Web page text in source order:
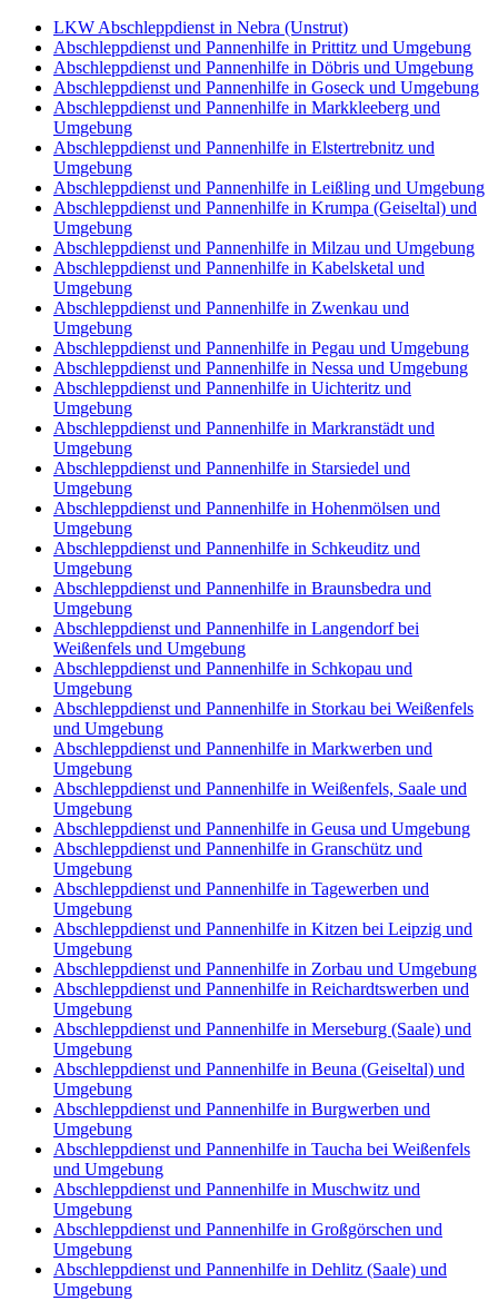
LKW Abschleppdienst in Nebra (Unstrut)
Abschleppdienst und Pannenhilfe in Prittitz und Umgebung
Abschleppdienst und Pannenhilfe in Döbris und Umgebung
Abschleppdienst und Pannenhilfe in Goseck und Umgebung
Abschleppdienst und Pannenhilfe in Markkleeberg und
Umgebung
Abschleppdienst und Pannenhilfe in Elstertrebnitz und
Umgebung
Abschleppdienst und Pannenhilfe in Leißling und Umgebung
Abschleppdienst und Pannenhilfe in Krumpa (Geiseltal) und
Umgebung
Abschleppdienst und Pannenhilfe in Milzau und Umgebung
Abschleppdienst und Pannenhilfe in Kabelsketal und
Umgebung
Abschleppdienst und Pannenhilfe in Zwenkau und
Umgebung
Abschleppdienst und Pannenhilfe in Pegau und Umgebung
Abschleppdienst und Pannenhilfe in Nessa und Umgebung
Abschleppdienst und Pannenhilfe in Uichteritz und
Umgebung
Abschleppdienst und Pannenhilfe in Markranstädt und
Umgebung
Abschleppdienst und Pannenhilfe in Starsiedel und
Umgebung
Abschleppdienst und Pannenhilfe in Hohenmölsen und
Umgebung
Abschleppdienst und Pannenhilfe in Schkeuditz und
Umgebung
Abschleppdienst und Pannenhilfe in Braunsbedra und
Umgebung
Abschleppdienst und Pannenhilfe in Langendorf bei
Weißenfels und Umgebung
Abschleppdienst und Pannenhilfe in Schkopau und
Umgebung
Abschleppdienst und Pannenhilfe in Storkau bei Weißenfels
und Umgebung
Abschleppdienst und Pannenhilfe in Markwerben und
Umgebung
Abschleppdienst und Pannenhilfe in Weißenfels, Saale und
Umgebung
Abschleppdienst und Pannenhilfe in Geusa und Umgebung
Abschleppdienst und Pannenhilfe in Granschütz und
Umgebung
Abschleppdienst und Pannenhilfe in Tagewerben und
Umgebung
Abschleppdienst und Pannenhilfe in Kitzen bei Leipzig und
Umgebung
Abschleppdienst und Pannenhilfe in Zorbau und Umgebung
Abschleppdienst und Pannenhilfe in Reichardtswerben und
Umgebung
Abschleppdienst und Pannenhilfe in Merseburg (Saale) und
Umgebung
Abschleppdienst und Pannenhilfe in Beuna (Geiseltal) und
Umgebung
Abschleppdienst und Pannenhilfe in Burgwerben und
Umgebung
Abschleppdienst und Pannenhilfe in Taucha bei Weißenfels
und Umgebung
Abschleppdienst und Pannenhilfe in Muschwitz und
Umgebung
Abschleppdienst und Pannenhilfe in Großgörschen und
Umgebung
Abschleppdienst und Pannenhilfe in Dehlitz (Saale) und
Umgebung